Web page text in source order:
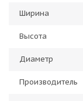
Ширина
Высота
Диаметр
Производитель